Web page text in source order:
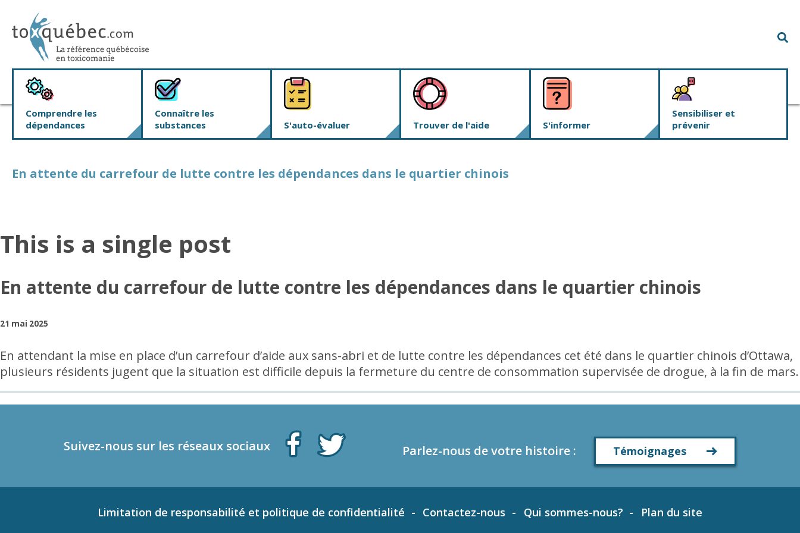
Comprendre les
dépendances
Connaître les
substances
S'auto-évaluer Trouver de l'aide S'informer
Sensibiliser et
prévenir
En attente du carrefour de lutte contre les dépendances dans le quartier chinois
This is a single post
En attente du carrefour de lutte contre les dépendances dans le quartier chinois
21 mai 2025
En attendant la mise en place d’un carrefour d’aide aux sans-abri et de lutte contre les dépendances cet été dans le quartier chinois d’Ottawa,
plusieurs résidents jugent que la situation est difficile depuis la fermeture du centre de consommation supervisée de drogue, à la fin de mars.
Suivez-nous sur les réseaux sociaux Parlez-nous de votre histoire : Témoignages
Limitation de responsabilité et politique de confidentialité Contactez-nous Qui sommes-nous? Plan du site